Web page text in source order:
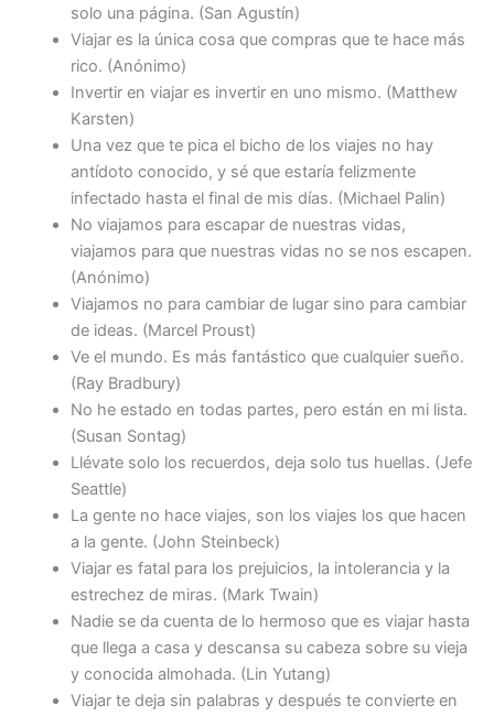
solo una página. (San Agustín)
Viajar es la única cosa que compras que te hace más
rico. (Anónimo)
Invertir en viajar es invertir en uno mismo. (Matthew
Karsten)
Una vez que te pica el bicho de los viajes no hay
antídoto conocido, y sé que estaría felizmente
infectado hasta el final de mis días. (Michael Palin)
No viajamos para escapar de nuestras vidas,
viajamos para que nuestras vidas no se nos escapen.
(Anónimo)
Viajamos no para cambiar de lugar sino para cambiar
de ideas. (Marcel Proust)
Ve el mundo. Es más fantástico que cualquier sueño.
(Ray Bradbury)
No he estado en todas partes, pero están en mi lista.
(Susan Sontag)
Llévate solo los recuerdos, deja solo tus huellas. (Jefe
Seattle)
La gente no hace viajes, son los viajes los que hacen
a la gente. (John Steinbeck)
Viajar es fatal para los prejuicios, la intolerancia y la
estrechez de miras. (Mark Twain)
Nadie se da cuenta de lo hermoso que es viajar hasta
que llega a casa y descansa su cabeza sobre su vieja
y conocida almohada. (Lin Yutang)
Viajar te deja sin palabras y después te convierte en